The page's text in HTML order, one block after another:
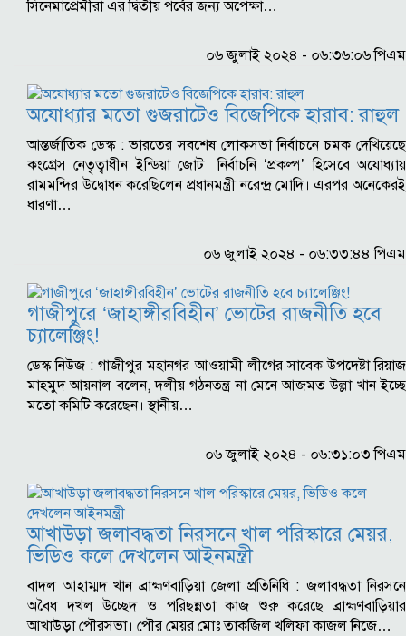
সিনেমাপ্রেমীরা এর দ্বিতীয় পর্বের জন্য অপেক্ষা…
০৬ জুলাই ২০২৪ - ০৬:৩৬:০৬ পিএম
অযোধ্যার মতো গুজরাটেও বিজেপিকে হারাব: রাহুল
আন্তর্জাতিক ডেস্ক : ভারতের সবশেষ লোকসভা নির্বাচনে চমক দেখিয়েছে
কংগ্রেস নেতৃত্বাধীন ইন্ডিয়া জোট। নির্বাচনি ‘প্রকল্প’ হিসেবে অযোধ্যায়
রামমন্দির উদ্বোধন করেছিলেন প্রধানমন্ত্রী নরেন্দ্র মোদি। এরপর অনেকেরই
ধারণা…
০৬ জুলাই ২০২৪ - ০৬:৩৩:৪৪ পিএম
গাজীপুরে ‘জাহাঙ্গীরবিহীন’ ভোটের রাজনীতি হবে
চ্যালেঞ্জিং!
ডেস্ক নিউজ : গাজীপুর মহানগর আওয়ামী লীগের সাবেক উপদেষ্টা রিয়াজ
মাহমুদ আয়নাল বলেন, দলীয় গঠনতন্ত্র না মেনে আজমত উল্লা খান ইচ্ছে
মতো কমিটি করেছেন। স্থানীয়…
০৬ জুলাই ২০২৪ - ০৬:৩১:০৩ পিএম
আখাউড়া জলাবদ্ধতা নিরসনে খাল পরিস্কারে মেয়র,
ভিডিও কলে দেখলেন আইনমন্ত্রী
বাদল আহাম্মদ খান ব্রাহ্মণবাড়িয়া জেলা প্রতিনিধি : জলাবদ্ধতা নিরসনে
অবৈধ দখল উচ্ছেদ ও পরিছন্নতা কাজ শুরু করেছে ব্রাহ্মণবাড়িয়ার
আখাউড়া পৌরসভা। পৌর মেয়র মোঃ তাকজিল খলিফা কাজল নিজে…